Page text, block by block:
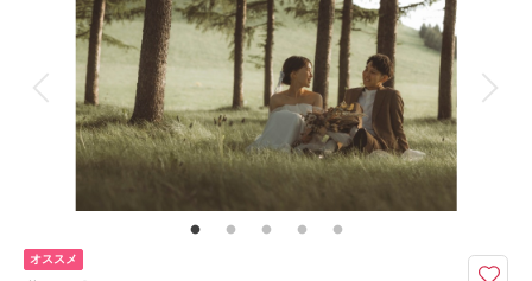
着付け ヘアメイク 小物一式
アルバム データ 100 カット 台紙付写真
衣装追加 会食 挙式
家族と撮影 家族用衣装レンタル ペットと撮影
その他含むもの
メイクと全カットデータが付いたお手頃プラン
オススメ